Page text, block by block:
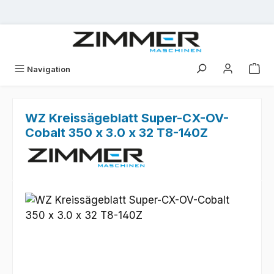
Navigation
WZ Kreissägeblatt Super-CX-OV-
Cobalt 350 x 3.0 x 32 T8-140Z
Bildergalerie überspringen